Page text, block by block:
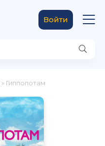
Войти
» Гиппопотам